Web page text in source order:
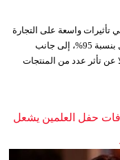
واسعة على التجارة
العالمية، مع تراجع صادرات الغاز الطبيعي المسال بنسبة 95%، إلى جانب
اليوريا بنسبة 83%، فضلًا عن تأثر عدد من المنتجات
حفل العلمين يشعل